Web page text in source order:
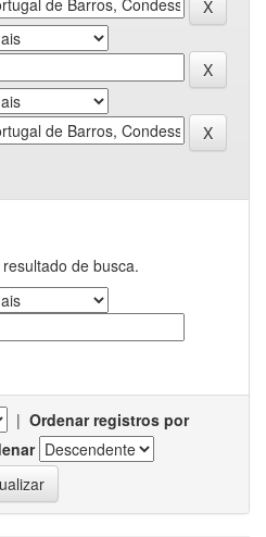
de busca.
| Ordenar registros por